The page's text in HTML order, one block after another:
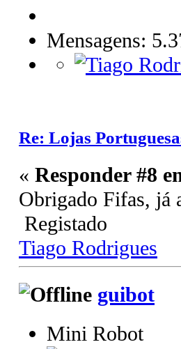
Mensagens:
Re: Lojas
« Responder #8
Obrigado Fifas,
Registado
Tiago Rodrigues
guibot
Mini Robot